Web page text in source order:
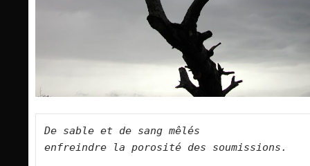
De sable et de sang mêlés
enfreindre la porosité des soumissions.